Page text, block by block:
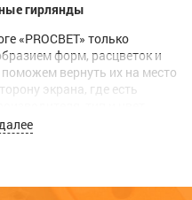
гирлянды
«PROСВЕТ» только
форм, расцветок и
вернуть их на место
экрана, где есть
количество лампочек и
степень вашей
волю и рассматривать